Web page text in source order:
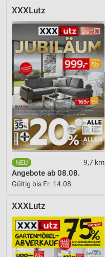
XXXLutz
9,7 km
Angebote ab 08.08.
Gültig bis Fr. 14.08.
XXXLutz